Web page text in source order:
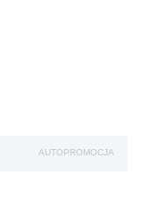
AUTOPROMOCJA